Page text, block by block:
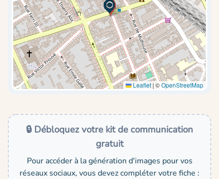
Leaflet | ©OpenStreetMap
🔒 Débloquez votre kit de communication
gratuit
Pour accéder à la génération d'images pour vos
réseaux sociaux, vous devez compléter votre fiche :